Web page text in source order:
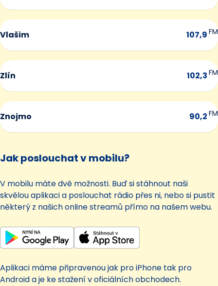
Vlašim 107,9 FM
Zlín 102,3 FM
Znojmo 90,2 FM
Jak poslouchat v mobilu?
V mobilu máte dvě možnosti. Buď si stáhnout naši
skvělou aplikaci a poslouchat rádio přes ni, nebo si pustit
některý z našich online streamů přímo na našem webu.
Aplikaci máme připravenou jak pro iPhone tak pro
Android a je ke stažení v oficiálních obchodech.